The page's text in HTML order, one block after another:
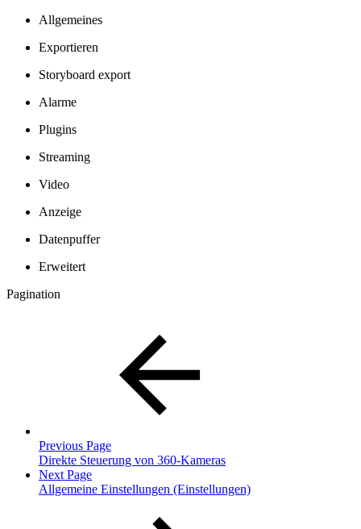
Allgemeines
Exportieren
Storyboard export
Alarme
Plugins
Streaming
Video
Anzeige
Datenpuffer
Erweitert
Pagination
Previous Page
Direkte Steuerung von 360-Kameras
Next Page
Allgemeine Einstellungen (Einstellungen)